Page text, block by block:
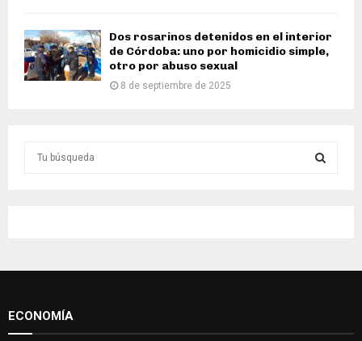
Dos rosarinos detenidos en el interior
de Córdoba: uno por homicidio simple,
otro por abuso sexual
8 de septiembre de 2025
o
ECONOMÍA